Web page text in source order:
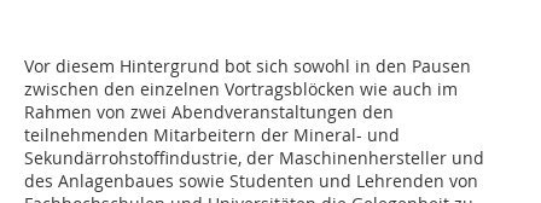
Vor diesem Hintergrund bot sich sowohl in den Pausen
zwischen den einzelnen Vortragsblöcken wie auch im
Rahmen von zwei Abendveranstaltungen den
teilnehmenden Mitarbeitern der Mineral- und
Sekundärrohstoffindustrie, der Maschinenhersteller und
des Anlagenbaues sowie Studenten und Lehrenden von